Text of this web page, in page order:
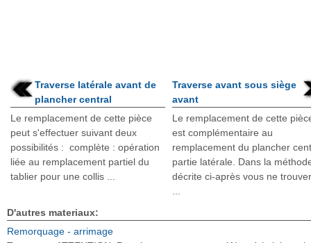
Traverse latérale avant de
plancher central
Le remplacement de cette pièce
peut s'effectuer suivant deux
possibilités : complète : opération
liée au remplacement partiel du
tablier pour une collis ...
Traverse avant sous siège
avant
Le remplacement de cette
est complémentaire au
remplacement du plancher
partie latérale. Dans la
décrite ci-après vous ne
D'autres materiaux:
Remorquage - arrimage